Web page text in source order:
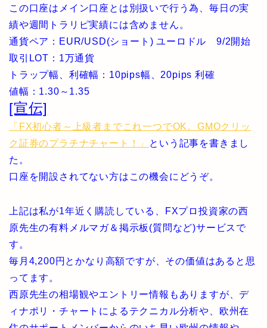
この口座はメイン口座とは別扱いで行う為、毎日の実
績や週間トラリピ実績には含めません。
通貨ペア：EUR/USD(ショート) ユーロドル 9/2開始
取引LOT：1万通貨
トラップ幅、利確幅：10pips幅、20pips 利確
値幅：1.30～1.35
[宣伝]
「FX初心者～上級者までこれ一つでOK。GMOクリッ
ク証券のプラチナチャート！」
という記事を書きまし
た。
口座を開設されてない方はこの機会にどうぞ。
上記は私が1年近く購読している、FXプロ投資家の西
原先生の有料メルマガ＆掲示板(質問など)サービスで
す。
毎月4,200円とかなり高額ですが、その価値はあると思
ってます。
西原先生の相場観やエントリー情報もありますが、デ
ィナポリ・チャートによるテクニカル分析や、欧州在